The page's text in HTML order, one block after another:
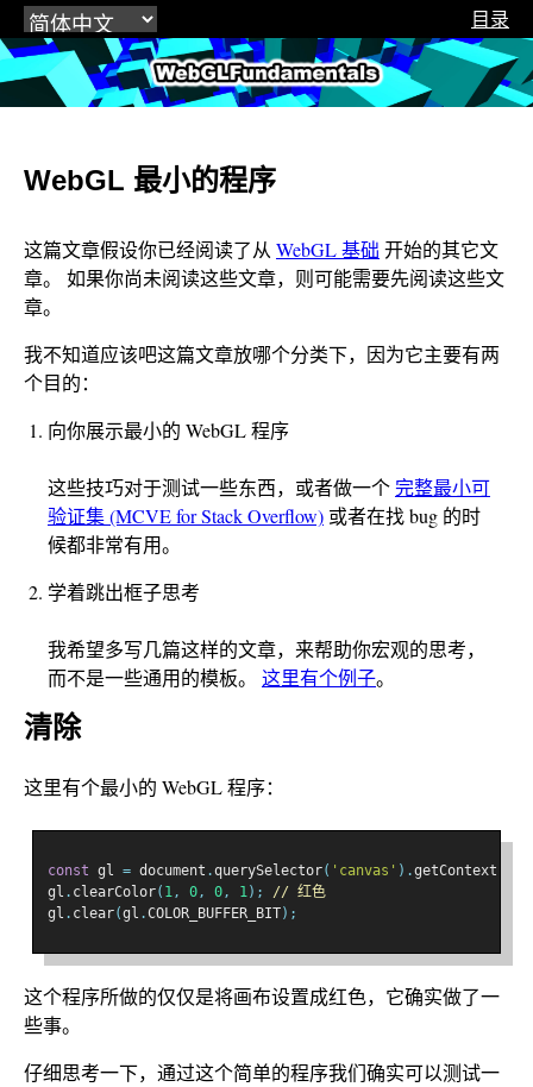
目录
WebGLFundamentals.org
WebGL 最小的程序
这篇文章假设你已经阅读了从 WebGL 基础 开始的其它文
章。 如果你尚未阅读这些文章，则可能需要先阅读这些文
章。
我不知道应该吧这篇文章放哪个分类下，因为它主要有两
个目的：
向你展示最小的 WebGL 程序
这些技巧对于测试一些东西，或者做一个完整最小可
验证集 (MCVE for Stack Overflow) 或者在找 bug 的时
候都非常有用。
学着跳出框子思考
我希望多写几篇这样的文章，来帮助你宏观的思考，
而不是一些通用的模板。 这里有个例子。
清除
这里有个最小的 WebGL 程序：
const gl = document .querySelector( 'canvas' ).getContext
gl . clearColor( 1, 0, 0, 1);
// 红色
gl . clear(gl .COLOR_BUFFER_BIT);
这个程序所做的仅仅是将画布设置成红色，它确实做了一
些事。
仔细思考一下，通过这个简单的程序我们确实可以测试一